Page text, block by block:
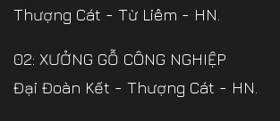
Thượng Cát - Từ Liêm - HN.
02: XƯỞNG GỖ CÔNG NGHIỆP
Đại Đoàn Kết - Thượng Cát - HN.